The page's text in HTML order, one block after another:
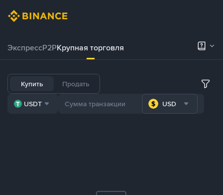
ЭкспрессP2PКрупная торговля
Купить Продать
USDT USD